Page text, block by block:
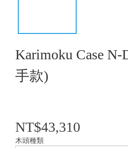
Karimoku Case
手款)
NT$43,310
木頭種類